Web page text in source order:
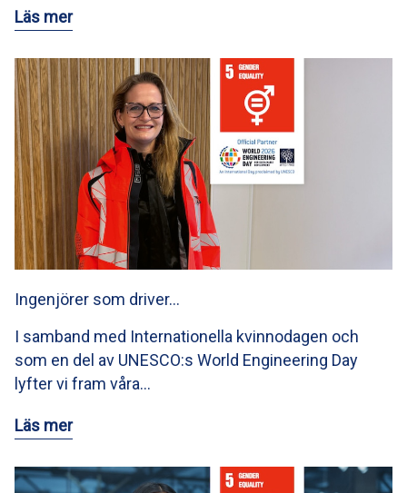
Läs mer
Ingenjörer som driver…
I samband med Internationella kvinnodagen och
som en del av UNESCO:s World Engineering Day
lyfter vi fram våra…
Läs mer